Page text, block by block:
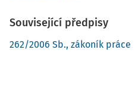
Související předpisy
262/2006 Sb., zákoník práce